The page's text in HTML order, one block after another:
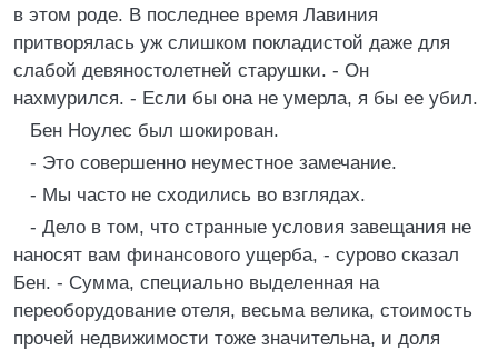
в этом роде. В последнее время Лавиния
притворялась уж слишком покладистой даже для
слабой девяностолетней старушки. - Он
нахмурился. - Если бы она не умерла, я бы ее убил.
Бен Ноулес был шокирован.
- Это совершенно неуместное замечание.
- Мы часто не сходились во взглядах.
- Дело в том, что странные условия завещания не
наносят вам финансового ущерба, - сурово сказал
Бен. - Сумма, специально выделенная на
переоборудование отеля, весьма велика, стоимость
прочей недвижимости тоже значительна, и доля